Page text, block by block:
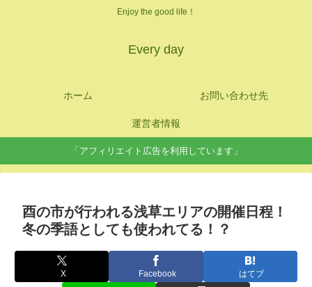
Enjoy the good life！
Every day
ホーム お問い合わせ先
運営者情報
「アフィリエイト広告を利用しています」
酉の市が行われる浅草エリアの開催日程！
冬の季語としても使われてる！？
X Facebook はてブ